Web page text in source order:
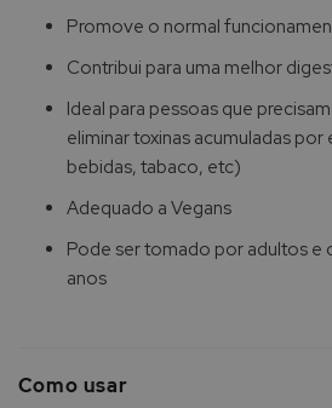
Promove o normal
Contribui para uma melhor
Ideal para pessoas que
eliminar toxinas acumuladas
bebidas, tabaco, etc)
Adequado a Vegans
Pode ser tomado por adultos e
anos
Como usar